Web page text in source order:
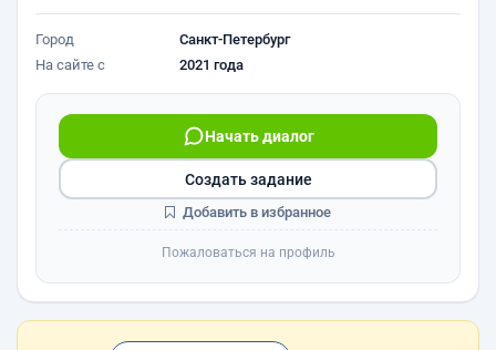
Город
Санкт-Петербург
На сайте с
2021 года
Начать диалог
Создать задание
Добавить в избранное
Пожаловаться на профиль